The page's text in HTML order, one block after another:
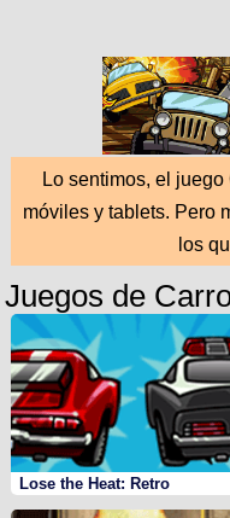
Lo sentimos, el
móviles y tablets. Pero
los
Juegos de
Lose the Heat: Retro